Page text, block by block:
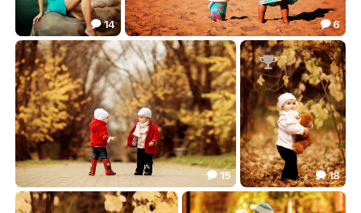
Марина
 77.01
 14
Девочка и море
23.74
 6
Встреча...
32.47
 15

***
69.93
 18